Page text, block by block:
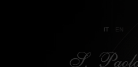
IT EN